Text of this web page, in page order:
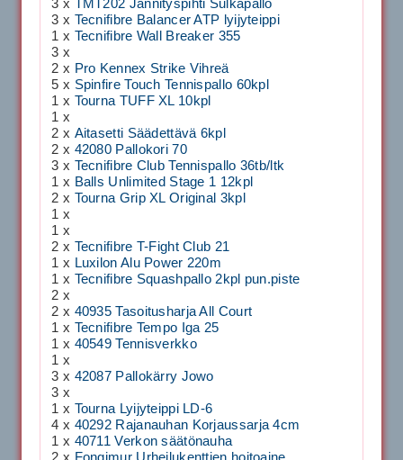
3 x TMT202 Jännityspihti Sulkapallo
3 x Tecnifibre Balancer ATP lyijyteippi
1 x Tecnifibre Wall Breaker 355
3 x
2 x Pro Kennex Strike Vihreä
5 x Spinfire Touch Tennispallo 60kpl
1 x Tourna TUFF XL 10kpl
1 x
2 x Aitasetti Säädettävä 6kpl
2 x 42080 Pallokori 70
3 x Tecnifibre Club Tennispallo 36tb/ltk
1 x Balls Unlimited Stage 1 12kpl
2 x Tourna Grip XL Original 3kpl
1 x
1 x
2 x Tecnifibre T-Fight Club 21
1 x Luxilon Alu Power 220m
1 x Tecnifibre Squashpallo 2kpl pun.piste
2 x
2 x 40935 Tasoitusharja All Court
1 x Tecnifibre Tempo Iga 25
1 x 40549 Tennisverkko
1 x
3 x 42087 Pallokärry Jowo
3 x
1 x Tourna Lyijyteippi LD-6
4 x 40292 Rajanauhan Korjaussarja 4cm
1 x 40711 Verkon säätönauha